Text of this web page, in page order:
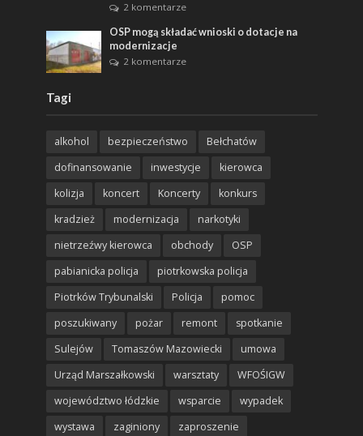
2 komentarze
OSP mogą składać wnioski o dotacje na
modernizacje
2 komentarze
Tagi
alkohol bezpieczeństwo
Bełchatów
dofinansowanie
inwestycje
kierowca
kolizja
koncert Koncerty
konkurs
kradzież
modernizacja
narkotyki
nietrzeźwy kierowca
obchody
OSP
pabianicka policja
piotrkowska policja
Piotrków Trybunalski
Policja
pomoc
poszukiwany
pożar remont
spotkanie
Sulejów
Tomaszów Mazowiecki
umowa
Urząd Marszałkowski
warsztaty
WFOŚIGW
województwo łódzkie
wsparcie
wypadek
wystawa
zaginiony zaproszenie